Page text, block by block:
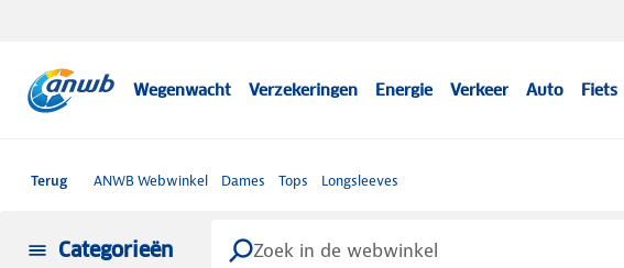
Wegenwacht Verzekeringen Energie Verkeer Auto Fiets
Terug ANWB Webwinkel Dames Tops Longsleeves
Categorieën